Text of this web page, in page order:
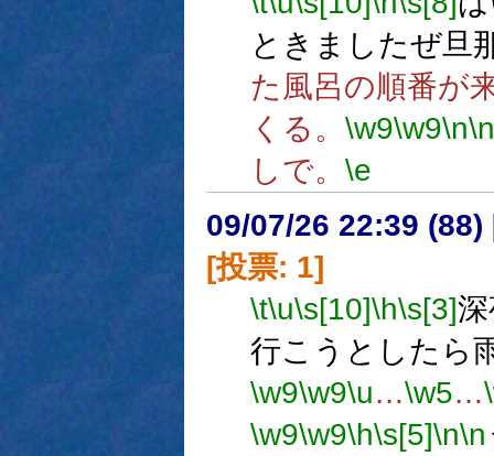
ときましたぜ旦
た風呂の順番が
くる。 \w9\w9\n\n
しで。 \e
09/07/26 22:39 (88)
[投票: 1]
\t\u\s[10]\h\s[3]
行こうとしたら
\w9\w9\u…\w5…
\w9\w9\h\s[5]\n\n